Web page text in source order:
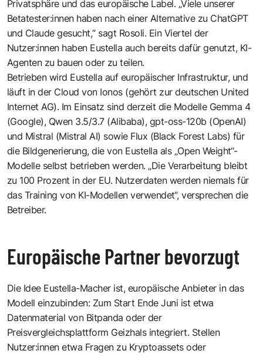
Privatsphäre und das europäische Label. „Viele unserer
Betatester:innen haben nach einer Alternative zu ChatGPT
und Claude gesucht,“ sagt Rosoli. Ein Viertel der
Nutzer:innen haben Eustella auch bereits dafür genutzt, KI-
Agenten zu bauen oder zu teilen.
Betrieben wird Eustella auf europäischer Infrastruktur, und
läuft in der Cloud von Ionos (gehört zur deutschen United
Internet AG). Im Einsatz sind derzeit die Modelle Gemma 4
(Google), Qwen 3.5/3.7 (Alibaba), gpt-oss-120b (OpenAI)
und Mistral (Mistral AI) sowie Flux (Black Forest Labs) für
die Bildgenerierung, die von Eustella als „Open Weight“-
Modelle selbst betrieben werden. „Die Verarbeitung bleibt
zu 100 Prozent in der EU. Nutzerdaten werden niemals für
das Training von KI-Modellen verwendet“, versprechen die
Betreiber.
Europäische Partner bevorzugt
Die Idee Eustella-Macher ist, europäische Anbieter in das
Modell einzubinden: Zum Start Ende Juni ist etwa
Datenmaterial von Bitpanda oder der
Preisvergleichsplattform Geizhals integriert. Stellen
Nutzer:innen etwa Fragen zu Kryptoassets oder